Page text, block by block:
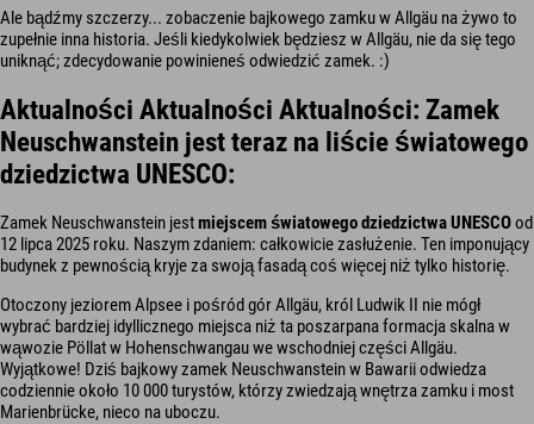
Ale bądźmy szczerzy... zobaczenie bajkowego zamku w Allgäu na żywo to
zupełnie inna historia. Jeśli kiedykolwiek będziesz w Allgäu, nie da się tego
uniknąć; zdecydowanie powinieneś odwiedzić zamek. :)
Aktualności Aktualności Aktualności: Zamek
Neuschwanstein jest teraz na liście światowego
dziedzictwa UNESCO:
Zamek Neuschwanstein jestmiejscem światowego dziedzictwa UNESCOod
12 lipca 2025 roku. Naszym zdaniem: całkowicie zasłużenie. Ten imponujący
budynek z pewnością kryje za swoją fasadą coś więcej niż tylko historię.
Otoczony jeziorem Alpsee i pośród gór Allgäu, król Ludwik II nie mógł
wybrać bardziej idyllicznego miejsca niż ta poszarpana formacja skalna w
wąwozie Pöllat w Hohenschwangau we wschodniej części Allgäu.
Wyjątkowe! Dziś bajkowy zamek Neuschwanstein w Bawarii odwiedza
codziennie około 10 000 turystów, którzy zwiedzają wnętrza zamku i most
Marienbrücke, nieco na uboczu.